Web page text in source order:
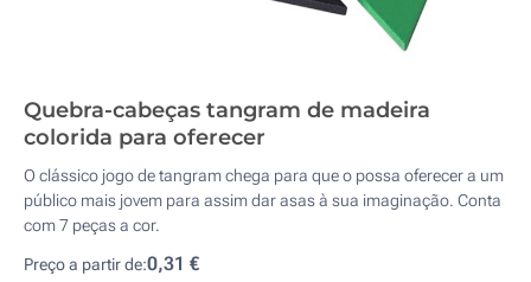
Quebra-cabeças tangram de madeira
colorida para oferecer
O clássico jogo de tangram chega para que o possa oferecer a um
público mais jovem para assim dar asas à sua imaginação. Conta
com 7 peças a cor.
Preço a partir de:0,31 €